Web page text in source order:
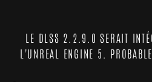
LE DLSS 2.2.9.0 SERAIT
L'UNREAL ENGINE 5.